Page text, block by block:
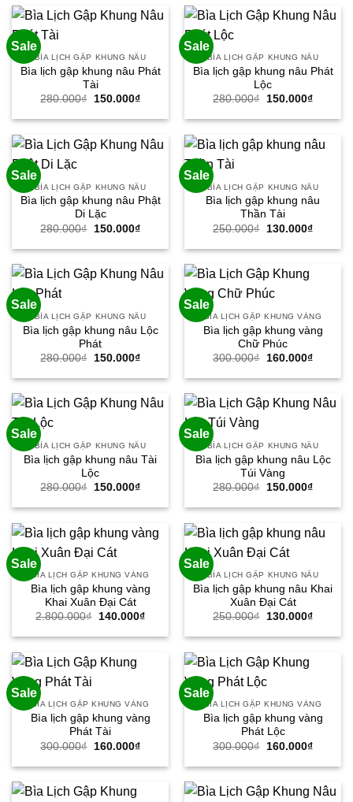
23.000₫.
Sale
BÌA LỊCH GẬP KHUNG NÂU
Bìa lịch gập khung nâu Phát
Tài
280.000₫
Giá
là:
150.000₫Giá
tại
150.000₫.
Sale
BÌA LỊCH GẬP KHUNG NÂU
Bìa lịch gập khung nâu Phát
Lộc
280.000₫
Giá
là:
150.000₫Giá
tại
Sale
BÌA LỊCH GẬP KHUNG NÂU
Bìa lịch gập khung nâu Phật
Di Lặc
280.000₫
Giá
là:
150.000₫Giá
tại
150.000₫.
Sale
BÌA LỊCH GẬP KHUNG NÂU
Bìa lịch gập khung nâu
Thần Tài
250.000₫
Giá
là:
130.000₫Giá
tại
Sale
BÌA LỊCH GẬP KHUNG NÂU
Bìa lịch gập khung nâu Lộc
Phát
280.000₫
Giá
là:
150.000₫Giá
tại
150.000₫.
Sale
BÌA LỊCH GẬP KHUNG VÀNG
Bìa lịch gập khung vàng
Chữ Phúc
300.000₫
Giá
là:
160.000₫Giá
tại
Sale
BÌA LỊCH GẬP KHUNG NÂU
Bìa lịch gập khung nâu Tài
Lộc
280.000₫
Giá
là:
150.000₫Giá
tại
150.000₫.
Sale
BÌA LỊCH GẬP KHUNG NÂU
Bìa lịch gập khung nâu Lộc
Túi Vàng
280.000₫
Giá
là:
150.000₫Giá
tại
Sale
BÌA LỊCH GẬP KHUNG VÀNG
Bìa lịch gập khung vàng
Khai Xuân Đại Cát
2.800.000₫
Giá
là:
140.000₫Giá
tại
140.000₫.
Sale
BÌA LỊCH GẬP KHUNG NÂU
Bìa lịch gập khung nâu Khai
Xuân Đại Cát
250.000₫
Giá
là:
130.000₫Giá
tại
Sale
BÌA LỊCH GẬP KHUNG VÀNG
Bìa lịch gập khung vàng
Phát Tài
300.000₫
Giá
là:
160.000₫Giá
tại
160.000₫.
Sale
BÌA LỊCH GẬP KHUNG VÀNG
Bìa lịch gập khung vàng
Phát Lộc
300.000₫
Giá
là:
160.000₫Giá
tại